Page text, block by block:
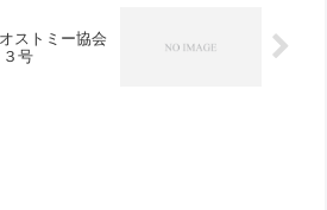
ストミー協会
号